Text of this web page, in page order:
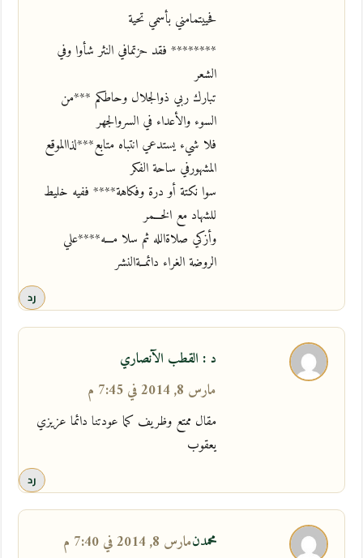
فحييتمامني بأسمي تحية
******** فقد حزتمافي النثر شأوا وفي
الشعر
تبارك ربي ذوالجلال وحاطكم ***من
السوء والأعداء في السروالجهر
فلا شيء يستدعي انتباه متابع***لذاالموقع
المشهورفي ساحة الفكر
سوا نكتة أو درة وفكاهة**** ففيه خليط
للشهاد مع الخـــمر
وأزكي صلاةالله ثم سلا مـــه****علي
الروضة الغراء دائمــةالنشر
رد
د : القطب الآنصاري
مارس 8, 2014 في 7:45 م
مقال ممتع وظريف كما عودتنا دائما عزيزي
يعقوب
رد
محمدنمارس 8, 2014 في 7:40 م